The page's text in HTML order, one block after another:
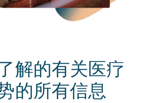
解的有关医疗
的所有信息